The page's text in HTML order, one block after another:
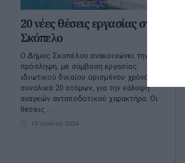
20 νέες θέσεις εργασίας στη
Σκόπελο
Ο Δήμος Σκοπέλου ανακοινώνει την
πρόσληψη, με σύμβαση εργασίας
ιδιωτικού δικαίου ορισμένου χρόνου,
συνολικά 20 ατόμων, για την κάλυψη
αναγκών ανταποδοτικού χαρακτήρα. Οι
θέσεις ...
10 Ιουνίου 2026